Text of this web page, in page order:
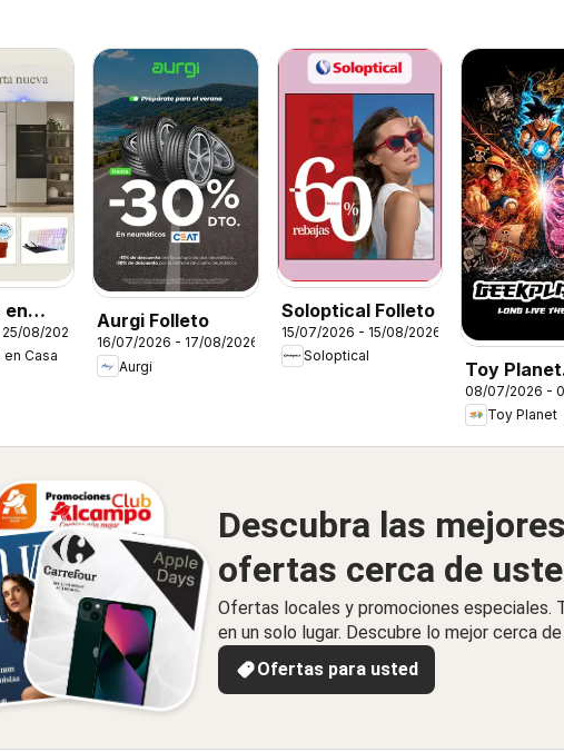
en
08/2026
Casa
Aurgi Folleto
16/07/2026 - 17/08/2026
Aurgi
Soloptical Folleto
15/07/2026 - 15/08/2026
Soloptical
Toy Planet
Catálogo
Geek Fan
08/07/2026 -
Toy Planet
Descubra las mejores
ofertas cerca de
Ofertas locales y promociones especiales.
en un solo lugar. Descubre lo mejor cerca
Ofertas para usted